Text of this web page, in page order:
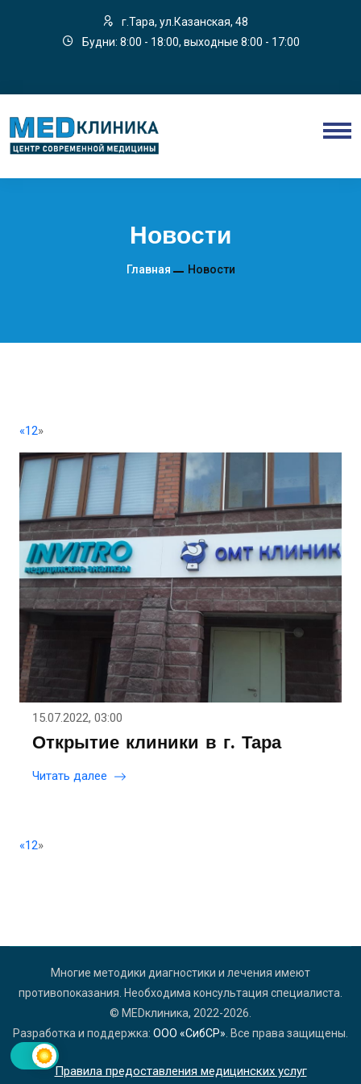
г.Тара, ул.Казанская, 48
Будни: 8:00 - 18:00, выходные 8:00 - 17:00
Новости
Главная Новости
«12»
15.07.2022, 03:00
Открытие клиники в г. Тара
Читать далее
«12»
Многие методики диагностики и лечения имеют
противопоказания. Необходима консультация специалиста.
© MEDклиника, 2022-2026.
Разработка и поддержка: ООО «СибСР». Все права защищены.
Правила предоставления медицинских услуг